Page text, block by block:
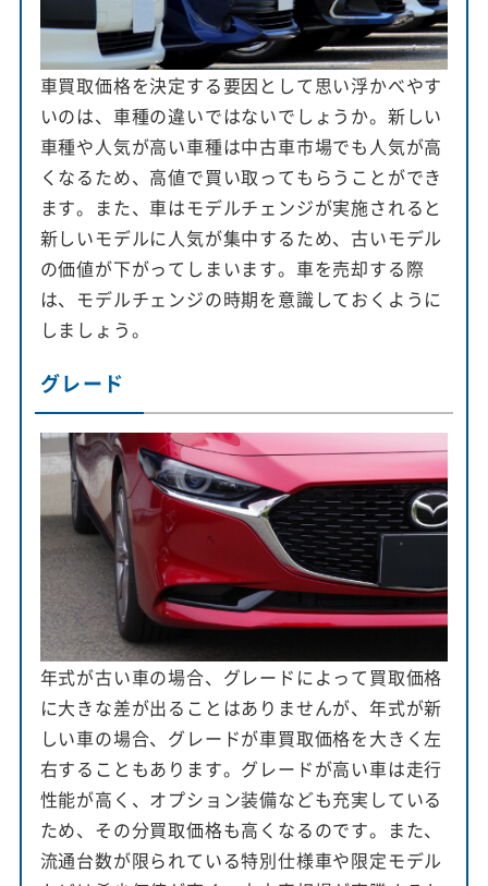
車買取価格を決定する要因として思い浮かべやす
いのは、車種の違いではないでしょうか。新しい
車種や人気が高い車種は中古車市場でも人気が高
くなるため、高値で買い取ってもらうことができ
ます。また、車はモデルチェンジが実施されると
新しいモデルに人気が集中するため、古いモデル
の価値が下がってしまいます。車を売却する際
は、モデルチェンジの時期を意識しておくように
しましょう。
グレード
年式が古い車の場合、グレードによって買取価格
に大きな差が出ることはありませんが、年式が新
しい車の場合、グレードが車買取価格を大きく左
右することもあります。グレードが高い車は走行
性能が高く、オプション装備なども充実している
ため、その分買取価格も高くなるのです。また、
流通台数が限られている特別仕様車や限定モデル